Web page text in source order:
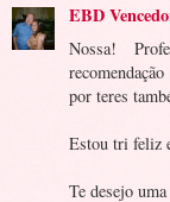
EBD
Nossa!
por teres
Estou tri feliz
Te desejo